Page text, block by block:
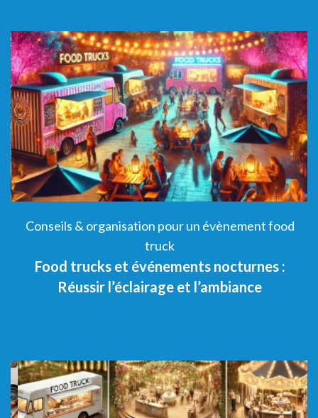
Conseils & organisation pour un évènement food
truck
Food trucks et événements nocturnes :
Réussir l’éclairage et l’ambiance